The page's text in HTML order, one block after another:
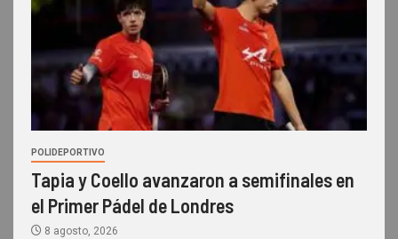
POLIDEPORTIVO
Tapia y Coello avanzaron a semifinales en
el Primer Pádel de Londres
8 agosto, 2026